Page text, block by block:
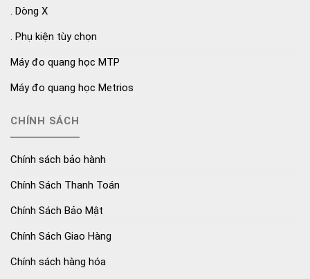
. Dòng X
. Phụ kiện tùy chọn
Máy đo quang học MTP
Máy đo quang học Metrios
CHÍNH SÁCH
Chính sách bảo hành
Chính Sách Thanh Toán
Chính Sách Bảo Mật
Chính Sách Giao Hàng
Chính sách hàng hóa